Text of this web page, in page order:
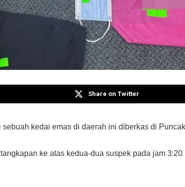
Share on Twitter
kedai emas di daerah ini diberkas di
ke atas kedua-dua suspek pada jam